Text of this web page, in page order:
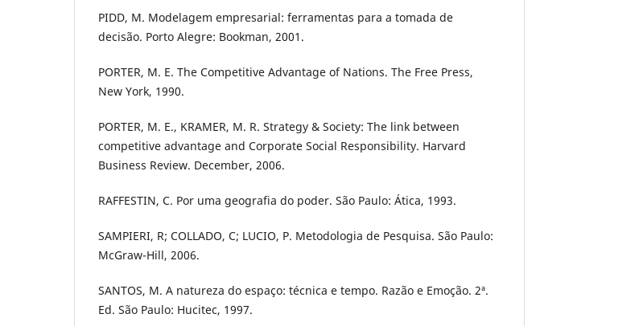
PIDD, M. Modelagem empresarial: ferramentas para a tomada de
decisão. Porto Alegre: Bookman, 2001.
PORTER, M. E. The Competitive Advantage of Nations. The Free Press,
New York, 1990.
PORTER, M. E., KRAMER, M. R. Strategy & Society: The link between
competitive advantage and Corporate Social Responsibility. Harvard
Business Review. December, 2006.
RAFFESTIN, C. Por uma geografia do poder. São Paulo: Ática, 1993.
SAMPIERI, R; COLLADO, C; LUCIO, P. Metodologia de Pesquisa. São Paulo:
McGraw-Hill, 2006.
SANTOS, M. A natureza do espaço: técnica e tempo. Razão e Emoção. 2ª.
Ed. São Paulo: Hucitec, 1997.